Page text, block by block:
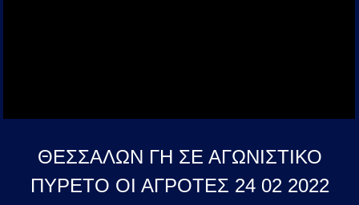
ΘΕΣΣΑΛΩΝ ΓΗ ΣΕ ΑΓΩΝΙΣΤΙΚΟ
ΠΥΡΕΤΟ ΟΙ ΑΓΡΟΤΕΣ 24 02 2022